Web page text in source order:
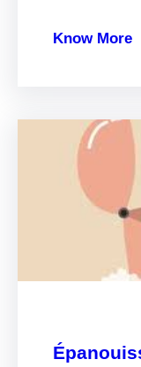
Know More